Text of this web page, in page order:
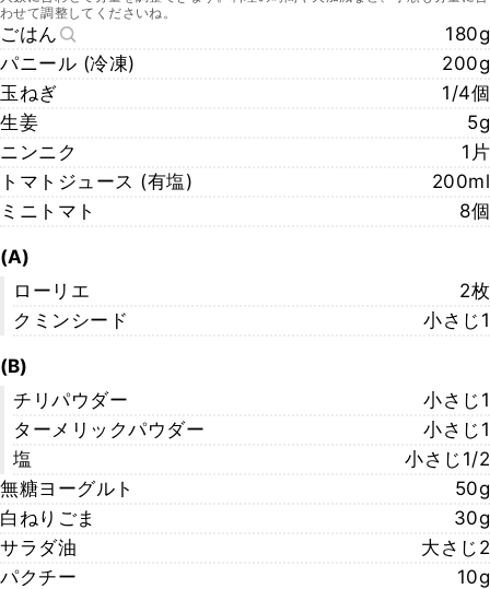
わせて調整してくださいね。
ごはん
180g
パニール (冷凍)
200g
玉ねぎ
1/4個
生姜
5g
ニンニク
1片
トマトジュース (有塩)
200ml
ミニトマト
8個
(A)
ローリエ
2枚
クミンシード
小さじ1
(B)
チリパウダー
小さじ1
ターメリックパウダー
小さじ1
塩
小さじ1/2
無糖ヨーグルト
50g
白ねりごま
30g
サラダ油
大さじ2
パクチー
10g